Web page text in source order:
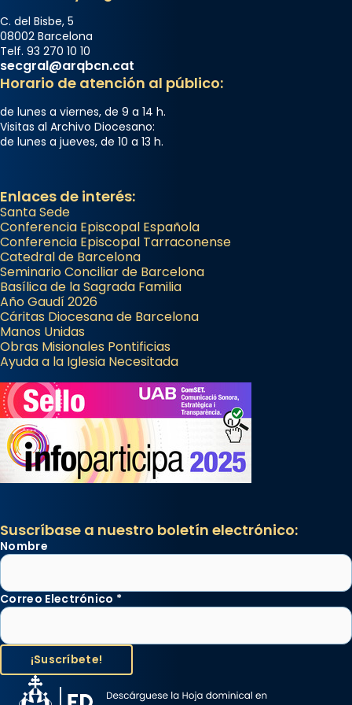
C. del Bisbe, 5
08002 Barcelona
Telf. 93 270 10 10
secgral@arqbcn.cat
Horario de atención al público:
de lunes a viernes, de 9 a 14 h.
Visitas al Archivo Diocesano:
de lunes a jueves, de 10 a 13 h.
Enlaces de interés:
Santa Sede
Conferencia Episcopal Española
Conferencia Episcopal Tarraconense
Catedral de Barcelona
Seminario Conciliar de Barcelona
Basílica de la Sagrada Familia
Año Gaudí 2026
Cáritas Diocesana de Barcelona
Manos Unidas
Obras Misionales Pontificias
Ayuda a la Iglesia Necesitada
Suscríbase a nuestro boletín electrónico:
Nombre
Correo Electrónico *